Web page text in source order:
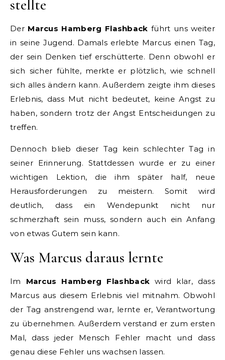
stellte
Der Marcus Hamberg Flashback führt uns weiter
in seine Jugend. Damals erlebte Marcus einen Tag,
der sein Denken tief erschütterte. Denn obwohl er
sich sicher fühlte, merkte er plötzlich, wie schnell
sich alles ändern kann. Außerdem zeigte ihm dieses
Erlebnis, dass Mut nicht bedeutet, keine Angst zu
haben, sondern trotz der Angst Entscheidungen zu
treffen.
Dennoch blieb dieser Tag kein schlechter Tag in
seiner Erinnerung. Stattdessen wurde er zu einer
wichtigen Lektion, die ihm später half, neue
Herausforderungen zu meistern. Somit wird
deutlich, dass ein Wendepunkt nicht nur
schmerzhaft sein muss, sondern auch ein Anfang
von etwas Gutem sein kann.
Was Marcus daraus lernte
Im Marcus Hamberg Flashback wird klar, dass
Marcus aus diesem Erlebnis viel mitnahm. Obwohl
der Tag anstrengend war, lernte er, Verantwortung
zu übernehmen. Außerdem verstand er zum ersten
Mal, dass jeder Mensch Fehler macht und dass
genau diese Fehler uns wachsen lassen.